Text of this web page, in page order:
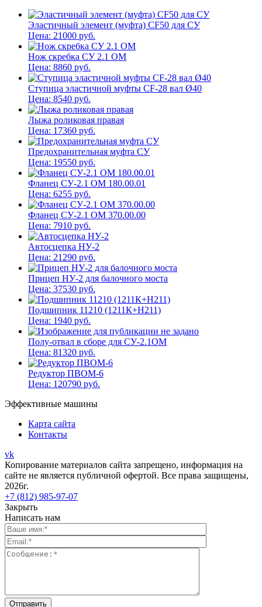
Эластичный элемент (муфта) CF50 для СУ
Цена: 21000 руб.
Нож скребка СУ 2.1 ОМ
Цена: 8860 руб.
Ступица эластичной муфты CF-28 вал Ø40
Цена: 8540 руб.
Лыжа роликовая правая
Цена: 17360 руб.
Предохранительная муфта СУ
Цена: 19550 руб.
Фланец СУ-2.1 ОМ 180.00.01
Цена: 6255 руб.
Фланец СУ-2.1 ОМ 370.00.00
Цена: 7910 руб.
Автосцепка НУ-2
Цена: 21290 руб.
Прицеп НУ-2 для балочного моста
Цена: 37530 руб.
Подшипник 11210 (1211К+Н211)
Цена: 1940 руб.
Полу-отвал в сборе для СУ-2.1ОМ
Цена: 81320 руб.
Редуктор ПВОМ-6
Цена: 120790 руб.
Эффективные машины
Карта сайта
Контакты
vk
Копирование материалов сайта запрещено, информация на
сайте не является публичной офертой. Все права защищены,
2026г.
+7 (812) 985-97-07
Закрыть
Написать нам